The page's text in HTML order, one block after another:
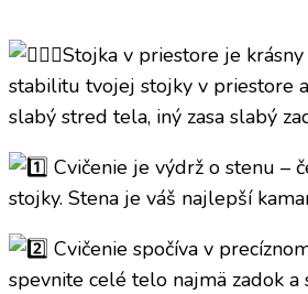
Stojka v priestore je
stabilitu tvojej stojky v priestore
slabý stred tela, iný zasa slabý
Cvičenie je výdrž o stenu –
stojky. Stena je váš najlepší
Cvičenie spočíva v
spevnite celé telo najmä zadok